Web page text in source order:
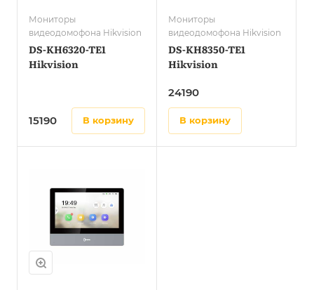
Мониторы
видеодомофона Hikvision
DS-KH6320-TE1
Hikvision
15190 в корзину
Мониторы
видеодомофона Hikvision
DS-KH8350-TE1
Hikvision
24190
в корзину